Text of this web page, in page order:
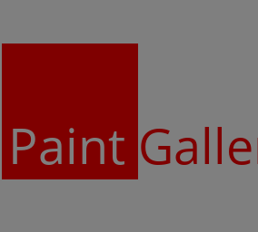
Paint